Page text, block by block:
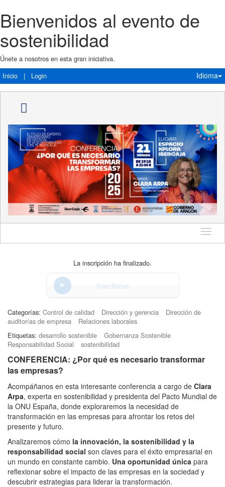
Bienvenidos al evento de
sostenibilidad
Únete a nosotros en esta gran iniciativa.
Inicio
| Login Idioma
Idioma
La inscripción ha finalizado.
Inscribirse
Categorías: Control de calidad Dirección y gerencia
Dirección de
auditorías de empresa
Relaciones laborales
Etiquetas: desarrollo sostenible
Gobernanza Sostenible
Responsabilidad Social
sostenibilidad
CONFERENCIA: ¿Por qué es necesario transformar
las empresas?
Acompáñanos en esta interesante conferencia a cargo de Clara
Arpa, experta en sostenibilidad y presidenta del Pacto Mundial de
la ONU España, donde exploraremos la necesidad de
transformación en las empresas para afrontar los retos del
presente y futuro.
Analizaremos cómo la innovación, la sostenibilidad y la
responsabilidad social son claves para el éxito empresarial en
un mundo en constante cambio. Una oportunidad única para
reflexionar sobre el impacto de las empresas en la sociedad y
descubrir estrategias para liderar la transformación.